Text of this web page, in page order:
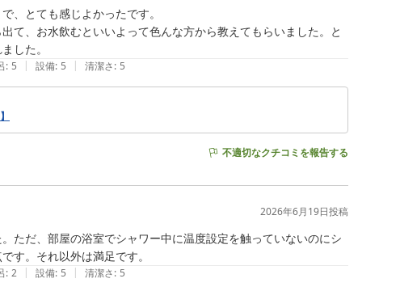
、とても感じよかったです。
て、お水飲むといいよって色んな方から教えてもらいました。と
した。
: 5 | 設備: 5 | 清潔さ: 5
不適切なクチコミを報告する
2026年6月19日投稿
ただ、部屋の浴室でシャワー中に温度設定を触っていないのにシ
す。それ以外は満足です。
: 2 | 設備: 5 | 清潔さ: 5